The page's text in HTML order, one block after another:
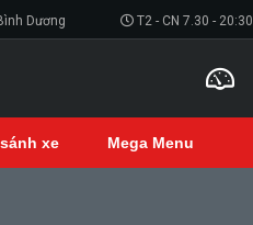
T2 - CN 7.30 - 20:30
Dương
xe Mega Menu